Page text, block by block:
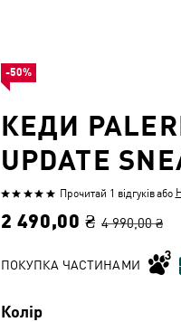
КЕДИ
UPDATE
Оцінено
з
Прочитай 1 відгуківабо
2 490,00 ₴ 4 990,00 ₴
ПОКУПКА ЧАСТИНАМИ
Колір
-50%